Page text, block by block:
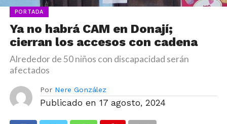
PORTADA
Ya no habrá CAM en Donají;
cierran los accesos con cadena
Alrededor de 50 niños con discapacidad serán
afectados
Por Nere González
Publicado en 17 agosto, 2024